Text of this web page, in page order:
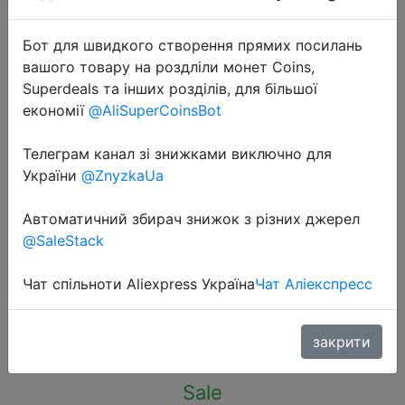
Car Clip Seat Back Hook Portable
Storage Hanger Rack For Geely
EC7 Emgrand 7 X7 GS GT GC9 GC6
CK2
$0.76
Sale
Бот для швидкого створення прямих посилань
вашого товару на роздліли монет Coins,
Superdeals та інших розділів, для більшої
економії @AliSuperCoinsBot
Телеграм канал зі знижками виключно для
України @ZnyzkaUa
Автоматичний збирач знижок з різних джерел
@SaleStack
Чат спільноти Aliexpress УкраїнаЧат Аліекспресс
закрити